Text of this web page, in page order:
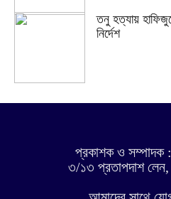
তনু হত্যায়
নির্দেশ
প্রকাশক ও সম্পাদক
৩/১৩ প্রতাপদাশ লেন,